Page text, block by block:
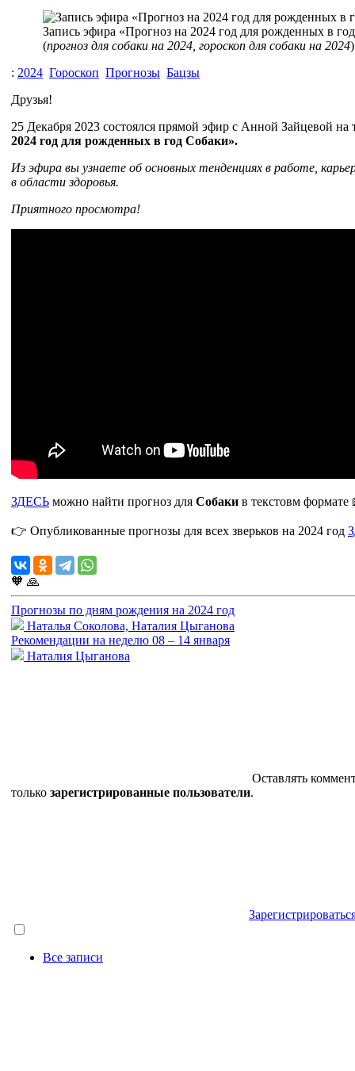
Запись эфира «Прогноз на 2024 год для рожденных в
(прогноз для собаки на 2024, гороскоп для собаки на 2024)
: 2024 Гороскоп Прогнозы Бацзы
Друзья!
25 Декабря 2023 состоялся прямой эфир с Анной Зайцевой на
2024 год для рожденных в год Собаки».
Из эфира вы узнаете об основных тенденциях в работе,
в области здоровья.
Приятного просмотра!
ЗДЕСЬ можно найти прогноз для Собаки в текстовм формате
👉 Опубликованные прогнозы для всех зверьков на 2024 год
🧡 🙏
Прогнозы по дням рождения на 2024 год
Наталья Соколова, Наталия Цыганова
Рекомендации на неделю 08 – 14 января
Наталия Цыганова
Оставлять
только зарегистрированные пользователи.
Все записи